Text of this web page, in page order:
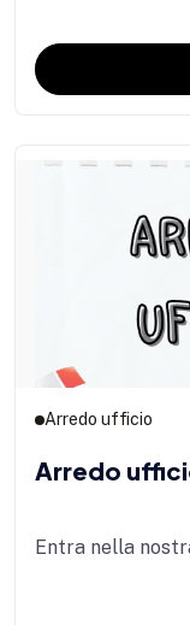
Arredo ufficio
Arredo
Entra nella